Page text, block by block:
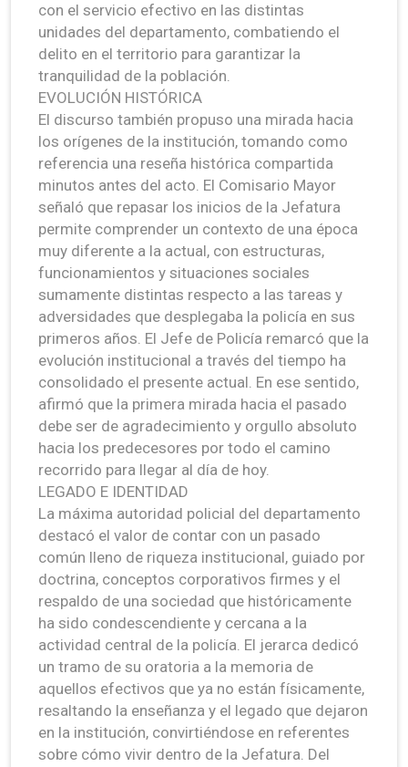
con el servicio efectivo en las distintas
unidades del departamento, combatiendo el
delito en el territorio para garantizar la
tranquilidad de la población.
EVOLUCIÓN HISTÓRICA
El discurso también propuso una mirada hacia
los orígenes de la institución, tomando como
referencia una reseña histórica compartida
minutos antes del acto. El Comisario Mayor
señaló que repasar los inicios de la Jefatura
permite comprender un contexto de una época
muy diferente a la actual, con estructuras,
funcionamientos y situaciones sociales
sumamente distintas respecto a las tareas y
adversidades que desplegaba la policía en sus
primeros años. El Jefe de Policía remarcó que la
evolución institucional a través del tiempo ha
consolidado el presente actual. En ese sentido,
afirmó que la primera mirada hacia el pasado
debe ser de agradecimiento y orgullo absoluto
hacia los predecesores por todo el camino
recorrido para llegar al día de hoy.
LEGADO E IDENTIDAD
La máxima autoridad policial del departamento
destacó el valor de contar con un pasado
común lleno de riqueza institucional, guiado por
doctrina, conceptos corporativos firmes y el
respaldo de una sociedad que históricamente
ha sido condescendiente y cercana a la
actividad central de la policía. El jerarca dedicó
un tramo de su oratoria a la memoria de
aquellos efectivos que ya no están físicamente,
resaltando la enseñanza y el legado que dejaron
en la institución, convirtiéndose en referentes
sobre cómo vivir dentro de la Jefatura. Del